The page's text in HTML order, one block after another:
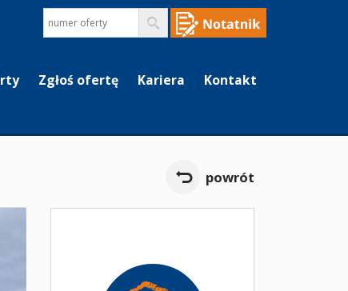
Zgłoś ofertę Kariera Kontakt
powrót